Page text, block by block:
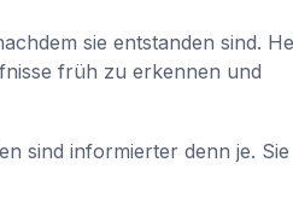
sie entstanden sind.
früh zu erkennen und
sind informierter denn je. Sie